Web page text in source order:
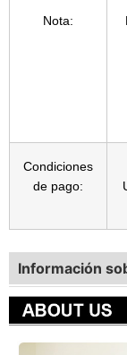
Nota:
Condiciones
de pago:
Información